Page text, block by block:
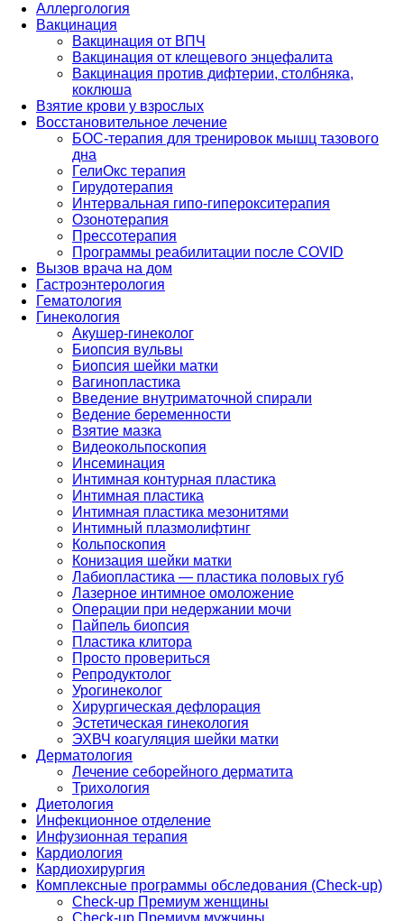
Аллергология
Вакцинация
Вакцинация от ВПЧ
Вакцинация от клещевого энцефалита
Вакцинация против дифтерии, столбняка,
коклюша
Взятие крови у взрослых
Восстановительное лечение
БОС-терапия для тренировок мышц тазового
дна
ГелиОкс терапия
Гирудотерапия
Интервальная гипо-гиперокситерапия
Озонотерапия
Прессотерапия
Программы реабилитации после СOVID
Вызов врача на дом
Гастроэнтерология
Гематология
Гинекология
Акушер-гинеколог
Биопсия вульвы
Биопсия шейки матки
Вагинопластика
Введение внутриматочной спирали
Ведение беременности
Взятие мазка
Видеокольпоскопия
Инсеминация
Интимная контурная пластика
Интимная пластика
Интимная пластика мезонитями
Интимный плазмолифтинг
Кольпоскопия
Конизация шейки матки
Лабиопластика — пластика половых губ
Лазерное интимное омоложение
Операции при недержании мочи
Пайпель биопсия
Пластика клитора
Просто провериться
Репродуктолог
Урогинеколог
Хирургическая дефлорация
Эстетическая гинекология
ЭХВЧ коагуляция шейки матки
Дерматология
Лечение себорейного дерматита
Трихология
Диетология
Инфекционное отделение
Инфузионная терапия
Кардиология
Кардиохирургия
Комплексные программы обследования (Check-up)
Check-up Премиум женщины